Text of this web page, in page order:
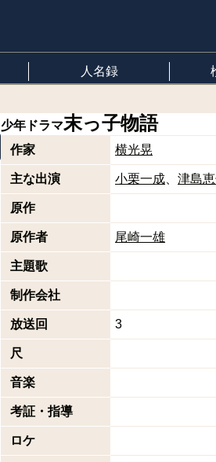
人名録
少年ドラマ末っ子物語
作家 横光晃
主な出演 小栗一成 津島
原作
原作者 尾崎一雄
主題歌
制作会社
放送回 3
尺
音楽
考証・指導
ロケ